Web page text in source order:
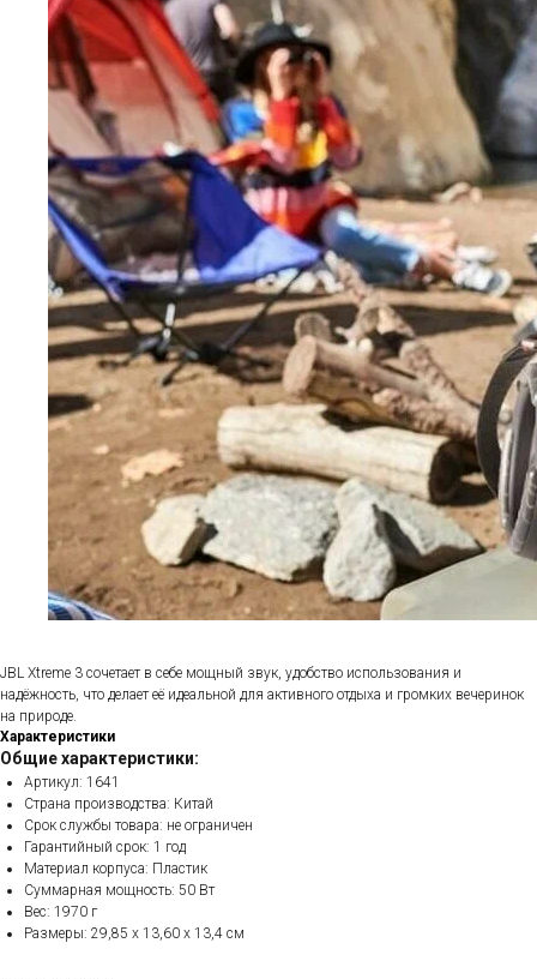
JBL Xtreme 3 сочетает в себе мощный звук, удобство использования и
надёжность, что делает её идеальной для активного отдыха и громких вечеринок
на природе.
Характеристики
Общие характеристики:
Артикул: 1641
Страна производства: Китай
Срок службы товара: не ограничен
Гарантийный срок: 1 год
Материал корпуса: Пластик
Суммарная мощность: 50 Вт
Вес: 1970 г
Размеры: 29,85 x 13,60 x 13,4 см